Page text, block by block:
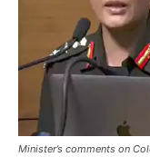
Minister’s comments on